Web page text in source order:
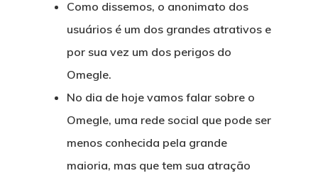
Como dissemos, o anonimato dos
usuários é um dos grandes atrativos e
por sua vez um dos perigos do
Omegle.
No dia de hoje vamos falar sobre o
Omegle, uma rede social que pode ser
menos conhecida pela grande
maioria, mas que tem sua atração